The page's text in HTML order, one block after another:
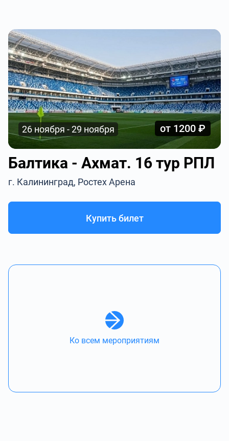
26 ноября - 29 ноября от 1200 ₽
Балтика - Ахмат. 16 тур РПЛ
г. Калининград, Ростех Арена
Купить билет
Ко всем мероприятиям